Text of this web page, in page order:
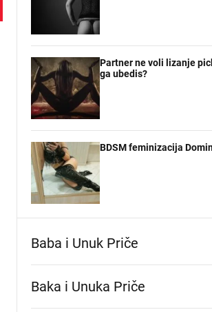
Partner ne voli lizanje
ga ubedis?
BDSM feminizacija
Baba i Unuk Priče
Baka i Unuka Pričе